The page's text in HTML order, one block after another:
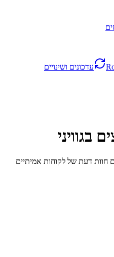
עדכונים ושינויים
בגוויני
חוות דעת של לקוחות אמיתיים